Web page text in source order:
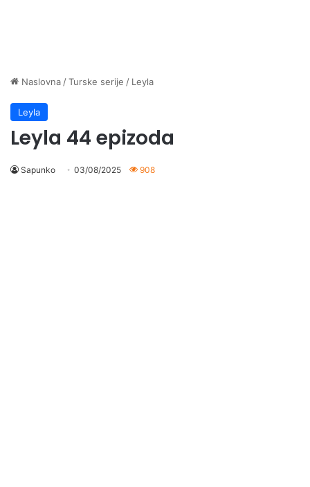
Naslovna /Turske serije / Leyla
Leyla
Leyla 44 epizoda
Sapunko 03/08/2025 908